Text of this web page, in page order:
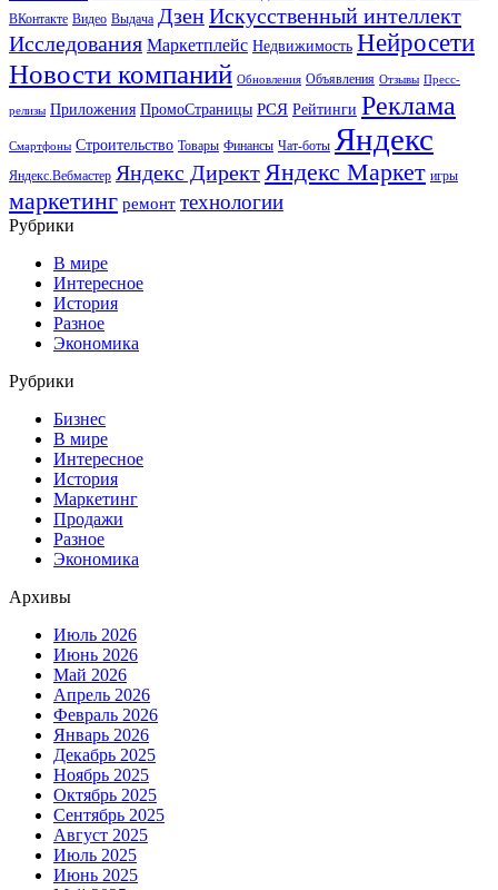
ВКонтакте Видео Выдача ДзенИскусственный интеллект
Исследования Маркетплейс Недвижимость Нейросети
Новости компаний Обновления Объявления Отзывы Пресс-
релизы Приложения ПромоСтраницы РСЯ Рейтинги Реклама
Смартфоны Строительство Товары Финансы Чат-боты Яндекс
Яндекс.Вебмастер Яндекс Директ Яндекс Маркет игры
маркетинг ремонт технологии
Рубрики
В мире
Интересное
История
Разное
Экономика
Рубрики
Бизнес
В мире
Интересное
История
Маркетинг
Продажи
Разное
Экономика
Архивы
Июль 2026
Июнь 2026
Май 2026
Апрель 2026
Февраль 2026
Январь 2026
Декабрь 2025
Ноябрь 2025
Октябрь 2025
Сентябрь 2025
Август 2025
Июль 2025
Июнь 2025